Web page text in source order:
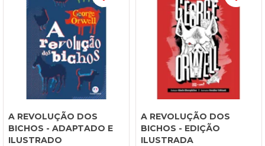
A REVOLUÇÃO DOS
BICHOS - ADAPTADO E
ILUSTRADO
A REVOLUÇÃO DOS
BICHOS - EDIÇÃO
ILUSTRADA